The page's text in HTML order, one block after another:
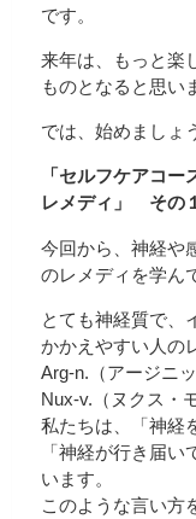
です。
来年は、もっと楽
ものとなると思い
では、始めましょ
「セルフケアコ
レメディ」 その
今回から、神経や
のレメディを学ん
とても神経質で、
かかえやすい人の
Arg-n.（アージ
Nux-v.（ヌクス・
私たちは、「神経
「神経が行き届
います。
このような言い方